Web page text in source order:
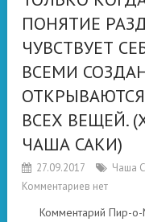
ПОНЯТИЕ
ЧУВСТВУЕТ
ВСЕМИ
ВСЕХ ВЕЩЕЙ.
ЧАША САКИ)
27.09.2017
Чаша
Комментариев нет
Комментарий Пир-